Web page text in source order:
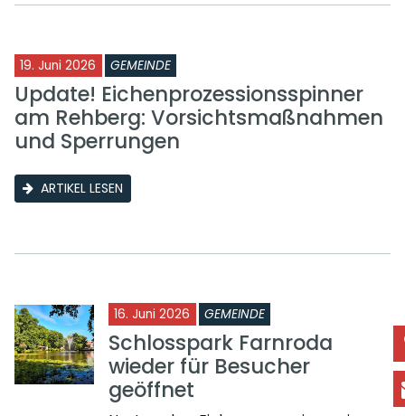
19. Juni 2026 GEMEINDE
Update! Eichenprozessionsspinner
am Rehberg: Vorsichtsmaßnahmen
und Sperrungen
ARTIKEL LESEN
16. Juni 2026 GEMEINDE
Schlosspark Farnroda
wieder für Besucher
geöffnet